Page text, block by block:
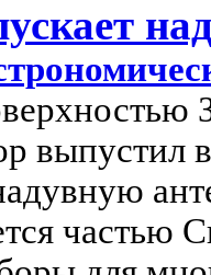
выпустил
частью